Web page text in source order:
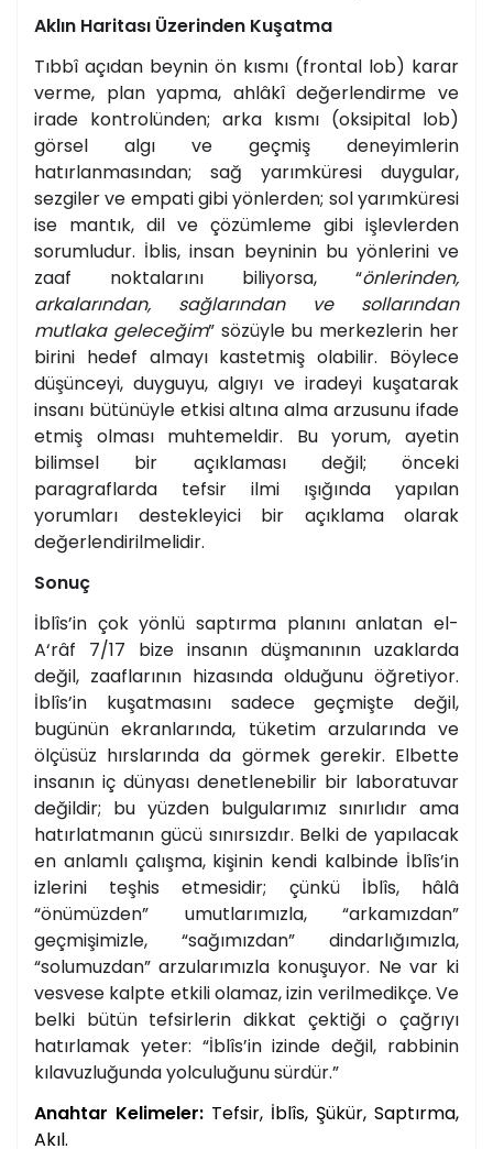
Aklın Haritası Üzerinden Kuşatma
Tıbbî açıdan beynin ön kısmı (frontal lob) karar
verme, plan yapma, ahlâkî değerlendirme ve
irade kontrolünden; arka kısmı (oksipital lob)
görsel algı ve geçmiş deneyimlerin
hatırlanmasından; sağ yarımküresi duygular,
sezgiler ve empati gibi yönlerden; sol yarımküresi
ise mantık, dil ve çözümleme gibi işlevlerden
sorumludur. İblis, insan beyninin bu yönlerini ve
zaaf noktalarını biliyorsa, “önlerinden,
arkalarından, sağlarından ve sollarından
mutlaka geleceğim” sözüyle bu merkezlerin her
birini hedef almayı kastetmiş olabilir. Böylece
düşünceyi, duyguyu, algıyı ve iradeyi kuşatarak
insanı bütünüyle etkisi altına alma arzusunu ifade
etmiş olması muhtemeldir. Bu yorum, ayetin
bilimsel bir açıklaması değil; önceki
paragraflarda tefsir ilmi ışığında yapılan
yorumları destekleyici bir açıklama olarak
değerlendirilmelidir.
Sonuç
İblîs’in çok yönlü saptırma planını anlatan el-
A‘râf 7/17 bize insanın düşmanının uzaklarda
değil, zaaflarının hizasında olduğunu öğretiyor.
İblîs’in kuşatmasını sadece geçmişte değil,
bugünün ekranlarında, tüketim arzularında ve
ölçüsüz hırslarında da görmek gerekir. Elbette
insanın iç dünyası denetlenebilir bir laboratuvar
değildir; bu yüzden bulgularımız sınırlıdır ama
hatırlatmanın gücü sınırsızdır. Belki de yapılacak
en anlamlı çalışma, kişinin kendi kalbinde İblîs’in
izlerini teşhis etmesidir; çünkü İblîs, hâlâ
“önümüzden” umutlarımızla, “arkamızdan”
geçmişimizle, “sağımızdan” dindarlığımızla,
“solumuzdan” arzularımızla konuşuyor. Ne var ki
vesvese kalpte etkili olamaz, izin verilmedikçe. Ve
belki bütün tefsirlerin dikkat çektiği o çağrıyı
hatırlamak yeter: “İblîs’in izinde değil, rabbinin
kılavuzluğunda yolculuğunu sürdür.”
Anahtar Kelimeler: Tefsir, İblîs, Şükür, Saptırma,
Akıl.